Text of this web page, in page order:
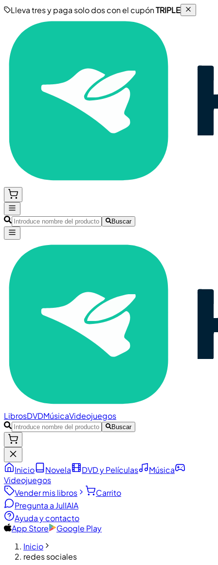
Lleva tres y paga solo dos con el cupónTRIPLE
Buscar
LibrosDVDMúsicaVideojuegos
Buscar
Inicio Novela DVD y Películas
Música
Videojuegos
Vender mis libros
Carrito
Pregunta a JulIAIA
Ayuda y contacto
App Store
Google Play
Inicio
redes sociales